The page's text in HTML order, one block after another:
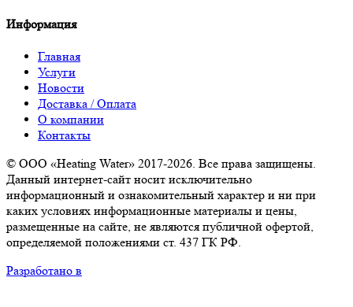
Информация
Главная
Услуги
Новости
Доставка / Оплата
О компании
Контакты
© ООО «Heating Water» 2017-2026. Все права защищены.
Данный интернет-сайт носит исключительно
информационный и ознакомительный характер и ни при
каких условиях информационные материалы и цены,
размещенные на сайте, не являются публичной офертой,
определяемой положениями ст. 437 ГК РФ.
Разработано в